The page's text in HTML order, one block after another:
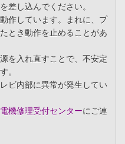
差し込んでください。
作しています。まれに、プ
とき動作を止めることがあ
を入れ直すことで、不安定
。
ビ内部に異常が発生してい
機修理受付センターにご連